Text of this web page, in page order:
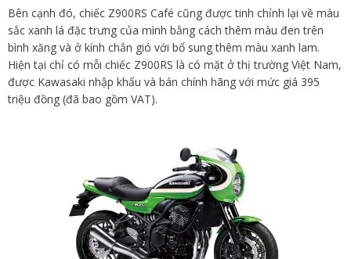
Bên cạnh đó, chiếc Z900RS Café cũng được tinh chỉnh lại về màu
sắc xanh lá đặc trưng của mình bằng cách thêm màu đen trên
bình xăng và ở kính chắn gió với bổ sung thêm màu xanh lam.
Hiện tại chỉ có mỗi chiếc Z900RS là có mặt ở thị trường Việt Nam,
được Kawasaki nhập khẩu và bán chính hãng với mức giá 395
triệu đồng (đã bao gồm VAT).